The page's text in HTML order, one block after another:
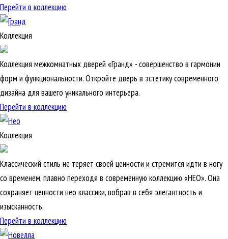
Перейти в коллекцию
Коллекция
Коллекция межкомнатных дверей «Гранд» - совершенство в гармонии
форм и функциональности. Откройте дверь в эстетику современного
дизайна для вашего уникального интерьера.
Перейти в коллекцию
Коллекция
Классический стиль не теряет своей ценности и стремится идти в ногу
со временем, плавно переходя в современную коллекцию «НЕО». Она
сохраняет ценности нео классики, вобрав в себя элегантность и
изысканность.
Перейти в коллекцию